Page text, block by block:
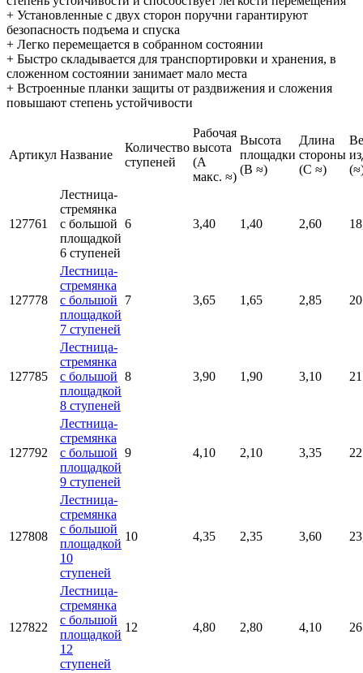
+ Установленные с двух сторон поручни гарантируют
безопасность подъема и спуска
+ Легко перемещается в собранном состоянии
+ Быстро складывается для транспортировки и хранения, в
сложенном состоянии занимает мало места
+ Встроенные планки защиты от раздвижения и сложения
повышают степень устойчивости
Артикул Название
Количество
ступеней
Рабочая
высота
(A
макс. ≈)
Высота
площадки
(B ≈)
Длина
стороны
(C ≈)
127761
Лестница-
стремянка
с большой
площадкой
6 ступеней
6 3,40 1,40 2,60
127778
Лестница-
стремянка
с большой
площадкой
7 ступеней
7 3,65 1,65 2,85 20
127785
Лестница-
стремянка
с большой
площадкой
8 ступеней
8 3,90 1,90 3,10 21
127792
Лестница-
стремянка
с большой
площадкой
9 ступеней
9 4,10 2,10 3,35 22
127808
Лестница-
стремянка
с большой
площадкой
10
ступеней
10 4,35 2,35 3,60
127822
Лестница-
стремянка
с большой
площадкой
12
ступеней
12 4,80 2,80 4,10 26